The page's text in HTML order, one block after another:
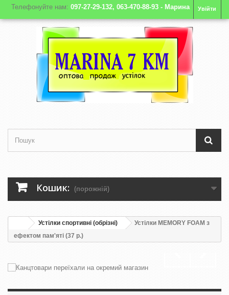
Увійти
Телефонуйте нам: 097-27-29-132, 063-470-88-93 - Марина
Кошик: (порожній)
Устілки спортивні (обрізні)
Устілки MEMORY FOAM з
ефектом пам'яті (37 р.)